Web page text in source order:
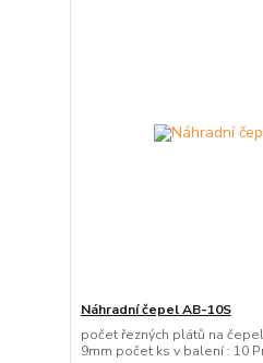
Náhradní čepel AB-10S
počet řezných plátů na
9mm počet ks v balení : 10